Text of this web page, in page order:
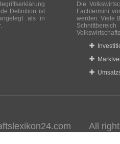
Definition ist
als in
Die
Fachtermini
werden. Viele
All